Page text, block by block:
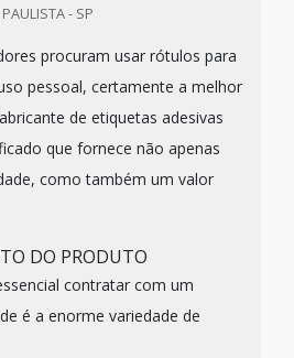
- SP
procuram usar rótulos para
pessoal, certamente a melhor
de etiquetas adesivas
que fornece não apenas
como também um valor
DO PRODUTO
contratar com um
é a enorme variedade de